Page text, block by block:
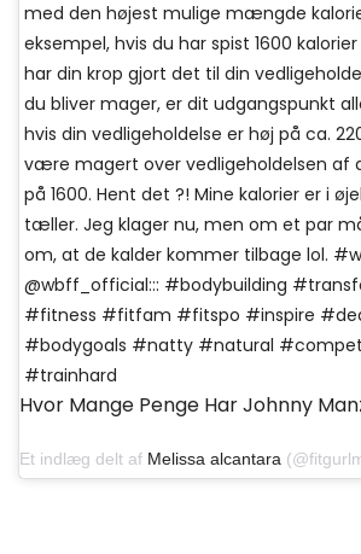
med den højest mulige mængde
eksempel, hvis du har spist 1600
har din krop gjort det til din
du bliver mager, er dit udgangspunkt
hvis din vedligeholdelse er høj på ca.
være magert over vedligeholdelsen af
på 1600. Hent det ?! Mine kalorier er i
tæller. Jeg klager nu, men om et par
om, at de kalder kommer tilbage lol.
@wbff_official::: #bodybuilding
#fitness #fitfam #fitspo #inspire
#bodygoals #natty #natural
#trainhard
Hvor Mange Penge Har Johnny
Et indlæg delt af Melissa alcantara (@fitgurlmel) den